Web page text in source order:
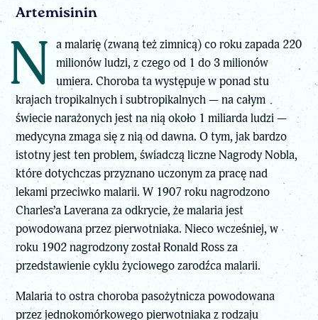
Artemisinin
N a malarię (zwaną też zimnicą) co roku zapada 220
milionów ludzi, z czego od 1 do 3 milionów
umiera. Choroba ta występuje w ponad stu
krajach tropikalnych i subtropikalnych — na całym
świecie narażonych jest na nią około 1 miliarda ludzi —
medycyna zmaga się z nią od dawna. O tym, jak bardzo
istotny jest ten problem, świadczą liczne Nagrody Nobla,
które dotychczas przyznano uczonym za pracę nad
lekami przeciwko malarii. W 1907 roku nagrodzono
Charles’a Laverana za odkrycie, że malaria jest
powodowana przez pierwotniaka. Nieco wcześniej, w
roku 1902 nagrodzony został Ronald Ross za
przedstawienie cyklu życiowego zarodźca malarii.
Malaria to ostra choroba pasożytnicza powodowana
przez jednokomórkowego pierwotniaka z rodzaju